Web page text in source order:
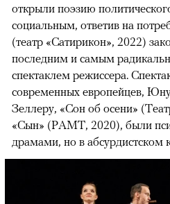
открыли поэзию
социальным, ответив на
(театр «Сатирикон», 2022)
последним и самым
спектаклем режиссера.
современных европейцев,
Зеллеру, «Сон об осени»
«Сын» (РАМТ, 2020), были
драмами, но в абсурдистском